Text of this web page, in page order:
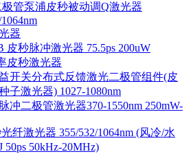
极管泵浦皮秒被动调Q激光器
器
皮秒脉冲激光器 75.5ps 200uW
皮秒激光器
开关分布式反馈激光二极管组件(皮
子激光器) 1027-1080nm
冲二极管激光器370-1550nm 250mW-
纤激光器 355/532/1064nm (风冷/水
50ps 50kHz-20MHz)